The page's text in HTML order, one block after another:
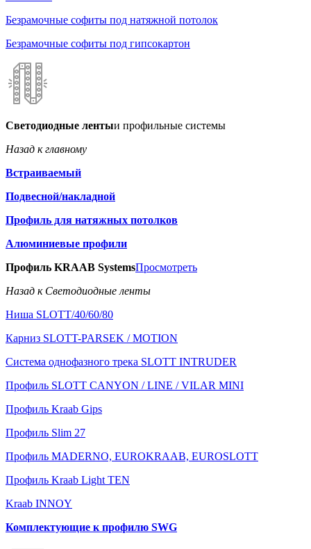
Безрамочные софиты под натяжной потолок
Безрамочные софиты под гипсокартон
Светодиодные лентыи профильные системы
Назад к главному
Встраиваемый
Подвесной/накладной
Профиль для натяжных потолков
Алюминиевые профили
Профиль KRAAB SystemsПросмотреть
Назад к Светодиодные ленты
Ниша SLOTT/40/60/80
Карниз SLOTT-PARSEK / MOTION
Система однофазного трека SLOTT INTRUDER
Профиль SLOTT CANYON / LINE / VILAR MINI
Профиль Kraab Gips
Профиль Slim 27
Профиль MADERNO, EUROKRAAB, EUROSLOTT
Профиль Kraab Light TEN
Kraab INNOY
Комплектующие к профилю SWG